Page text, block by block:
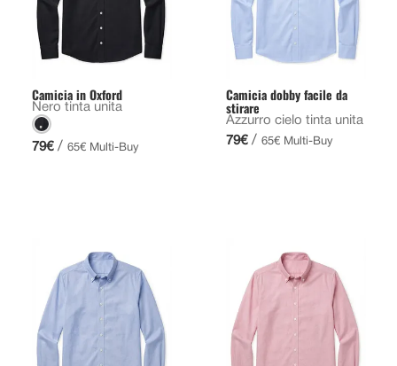
Camicia in Oxford
Nero tinta unita
79€ / 65€ Multi-Buy
Camicia dobby facile da
stirare
Azzurro cielo tinta unita
79€ / 65€ Multi-Buy